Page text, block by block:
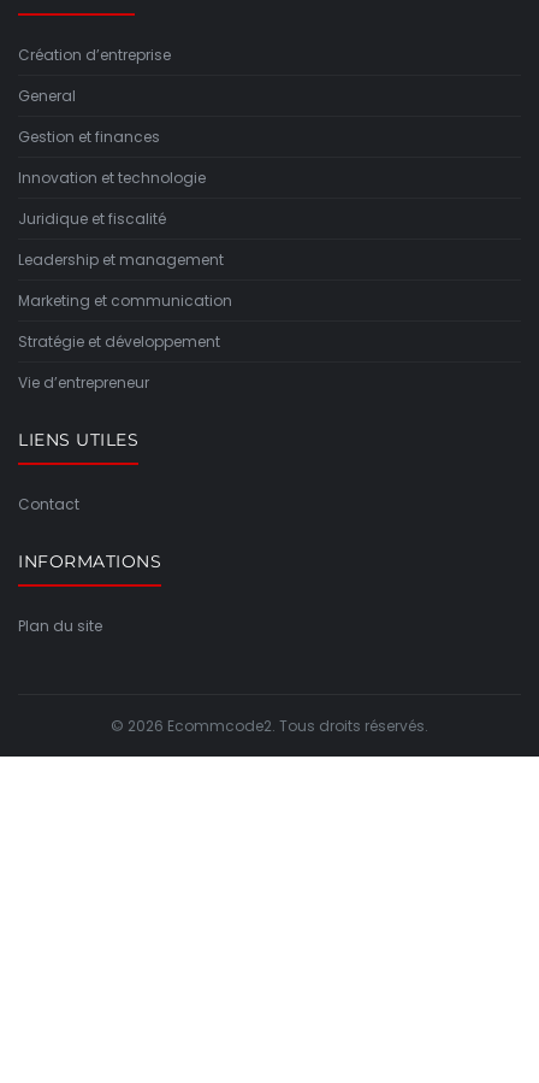
Création d’entreprise
General
Gestion et finances
Innovation et technologie
Juridique et fiscalité
Leadership et management
Marketing et communication
Stratégie et développement
Vie d’entrepreneur
LIENS UTILES
Contact
INFORMATIONS
Plan du site
© 2026 Ecommcode2. Tous droits réservés.